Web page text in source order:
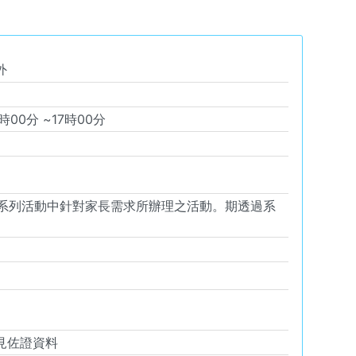
00 分 ~17時00分
活動中針對家長需求所辦理之活動。期透過系
佐證資料